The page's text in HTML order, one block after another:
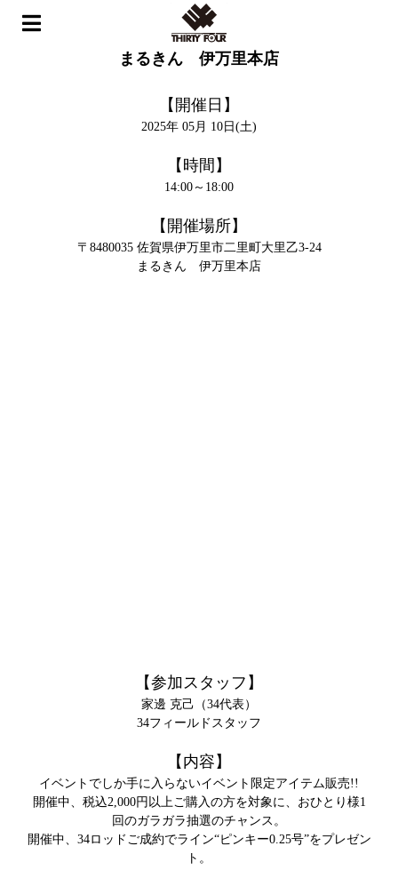
ホーム まるきん 伊万里本店
まるきん 伊万里本店
【開催日】
2025年 05月 10日(土)
【時間】
14:00～18:00
【開催場所】
〒8480035 佐賀県伊万里市二里町大里乙3-24
まるきん 伊万里本店
【参加スタッフ】
家邊 克己（34代表）
34フィールドスタッフ
【内容】
イベントでしか手に入らないイベント限定アイテム販売!!
開催中、税込2,000円以上ご購入の方を対象に、おひとり様1
回のガラガラ抽選のチャンス。
開催中、34ロッドご成約でライン“ピンキー0.25号”をプレゼン
ト。